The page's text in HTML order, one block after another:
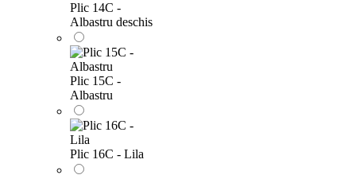
Plic 14C -
Albastru deschis
Plic 15C -
Albastru
Plic 16C - Lila